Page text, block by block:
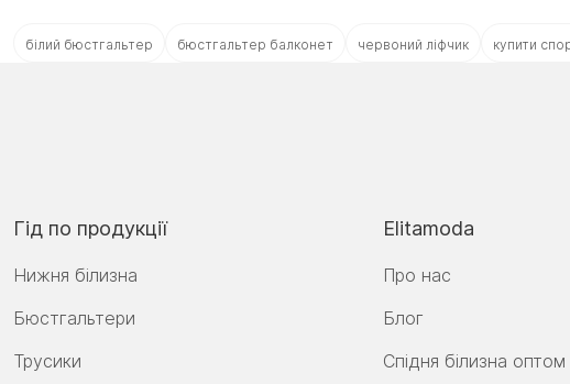
білий бюстгальтер бюстгальтер балконет червоний ліфчик купити
Гід по продукції
Нижня білизна
Бюстгальтери
Трусики
Elitamoda
Про нас
Блог
Спідня білизна оптом